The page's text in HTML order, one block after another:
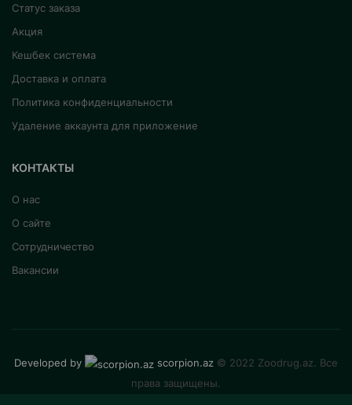
Статус заказа
Акция
Кешбек система
Доставка и оплата
Политика конфиденциальности
Удаление аккаунта для приложение
КОНТАКТЫ
О нас
О сайте
Сотрудничество
Вакансии
Developed by scorpion.az © 2022 Zoodrug.az. Все
права защищены.